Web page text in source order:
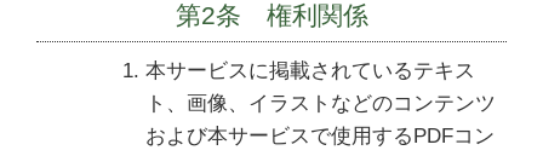
第2条 権利関係
本サービスに掲載されているテキス
ト、画像、イラストなどのコンテンツ
および本サービスで使用するPDFコン